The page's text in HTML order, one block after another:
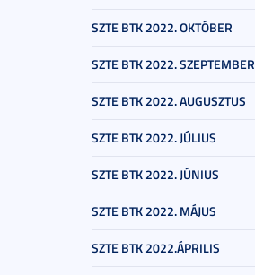
SZTE BTK 2022. OKTÓBER
SZTE BTK 2022. SZEPTEMBER
SZTE BTK 2022. AUGUSZTUS
SZTE BTK 2022. JÚLIUS
SZTE BTK 2022. JÚNIUS
SZTE BTK 2022. MÁJUS
SZTE BTK 2022.ÁPRILIS